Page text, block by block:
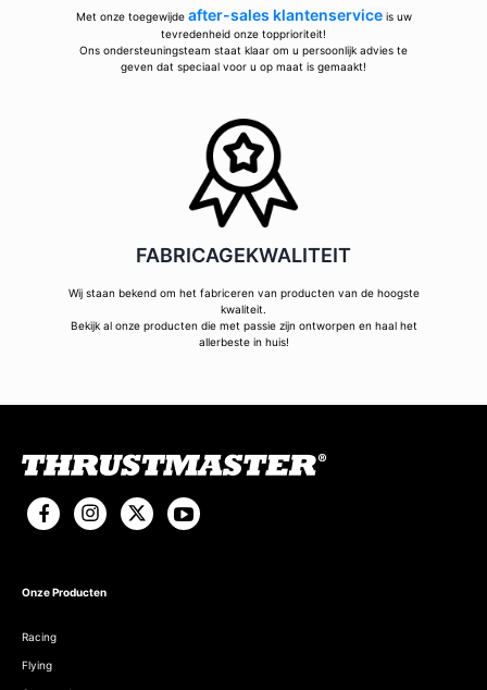
Met onze toegewijde after-sales klantenserviceis uw
tevredenheid onze topprioriteit!
Ons ondersteuningsteam staat klaar om u persoonlijk advies te
geven dat speciaal voor u op maat is gemaakt!
FABRICAGEKWALITEIT
Wij staan bekend om het fabriceren van producten van de hoogste
kwaliteit.
Bekijk al onze producten die met passie zijn ontworpen en haal het
allerbeste in huis!
Onze Producten
Racing
Flying